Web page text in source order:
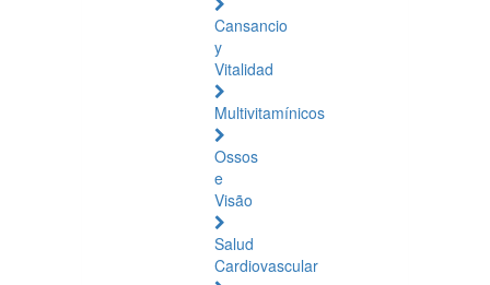
Cansancio
y
Vitalidad
Multivitamínicos
Ossos
e
Visão
Salud
Cardiovascular